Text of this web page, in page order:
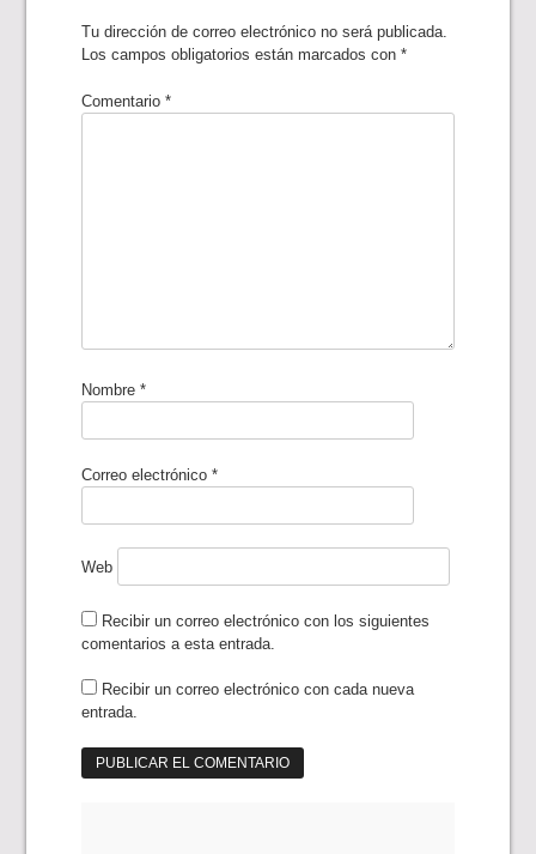
Tu dirección de correo electrónico no será publicada.
Los campos obligatorios están marcados con*
Comentario*
Nombre*
Correo electrónico*
Web
Recibir un correo electrónico con los siguientes
comentarios a esta entrada.
Recibir un correo electrónico con cada nueva
entrada.